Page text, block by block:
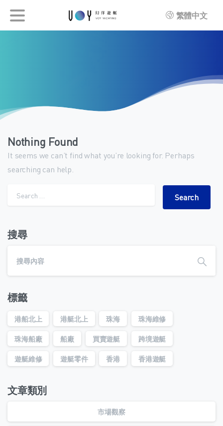
繁體中文
Nothing Found
It seems we can’t find what you’re looking for. Perhaps
searching can help.
搜尋
標籤
港船北上 港艇北上 珠海 珠海維修
珠海船廠 船廠 買賣遊艇 跨境遊艇
遊艇維修 遊艇零件 香港 香港遊艇
文章類別
市場觀察